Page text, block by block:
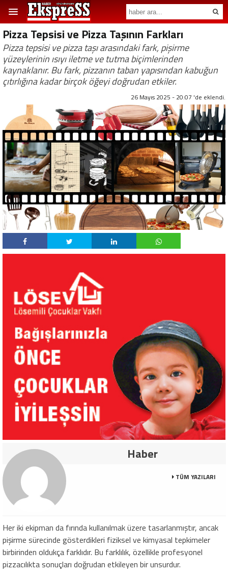
Pizza Tepsisi ve Pizza Taşının Farkları
Pizza tepsisi ve pizza taşı arasındaki fark, pişirme
yüzeylerinin ısıyı iletme ve tutma biçimlerinden
kaynaklanır. Bu fark, pizzanın taban yapısından kabuğun
çıtırlığına kadar birçok öğeyi doğrudan etkiler.
26 Mayıs 2025 - 20:07 'de eklendi.
Haber
TÜM YAZILARI
Her iki ekipman da fırında kullanılmak üzere tasarlanmıştır, ancak
pişirme sürecinde gösterdikleri fiziksel ve kimyasal tepkimeler
birbirinden oldukça farklıdır. Bu farklılık, özellikle profesyonel
pizzacılıkta sonuçları doğrudan etkileyen bir unsurdur.